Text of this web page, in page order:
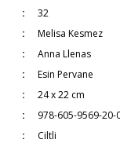
32
Melisa Kesmez
Anna Llenas
Esin Pervane
24 x 22 cm
978-605-9569-20-
Ciltli